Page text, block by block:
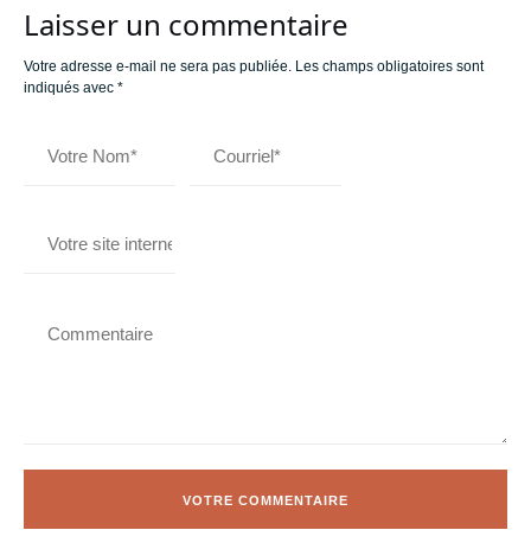
Laisser un commentaire
Votre adresse e-mail ne sera pas publiée. Les champs obligatoires sont
indiqués avec *